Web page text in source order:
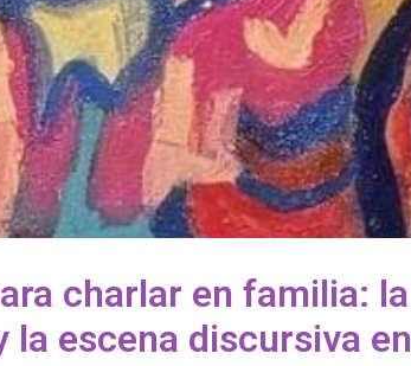
charlar en familia: la
escena discursiva en